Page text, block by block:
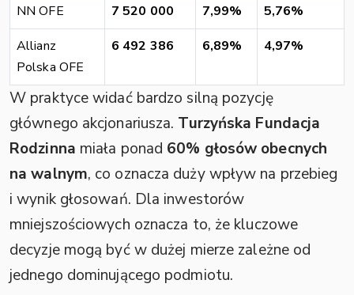
NN OFE 7 520 000 7,99%
5,76%
Allianz
Polska OFE
6 492 386 6,89% 4,97%
W praktyce widać bardzo silną pozycję
głównego akcjonariusza. Turzyńska Fundacja
Rodzinna miała ponad 60% głosów obecnych
na walnym, co oznacza duży wpływ na przebieg
i wynik głosowań. Dla inwestorów
mniejszościowych oznacza to, że kluczowe
decyzje mogą być w dużej mierze zależne od
jednego dominującego podmiotu.